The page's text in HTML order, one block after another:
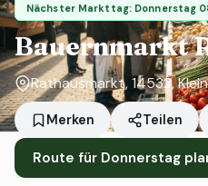
Nächster Markttag: Donnerstag
Bauernmarkt
Rathausmarkt, 14532,
Merken Teilen
Route für Donnerstag